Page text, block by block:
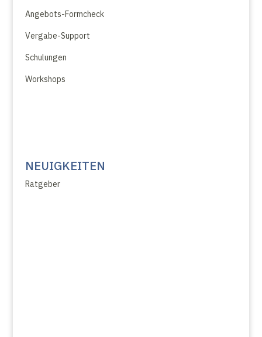
Angebots-Formcheck
Vergabe-Support
Schulungen
Workshops
NEUIGKEITEN
Ratgeber